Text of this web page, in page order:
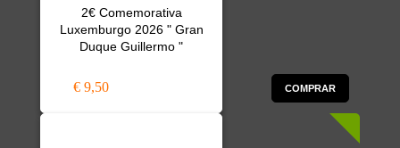
2€ Comemorativa
Luxemburgo 2026 " Gran
Duque Guillermo "
€ 9,50 COMPRAR